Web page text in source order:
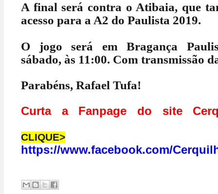
A final será contra o Atibaia, que
acesso para a A2 do Paulista 2019.
O jogo será em Bragança
sábado, às 11:00. Com transmissão
Parabéns, Rafael Tufa!
Curta a Fanpage do site
CLIQUE>
https://www.facebook.com/